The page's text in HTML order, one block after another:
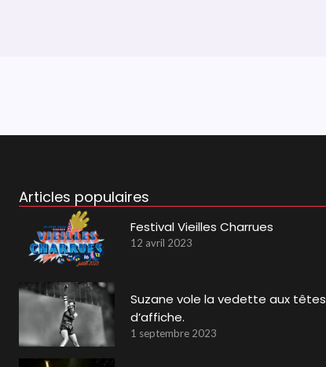
Articles populaires
Festival Vieilles Charrues
12 avril 2023
Suzane vole la vedette aux têtes
d’affiche.
1 septembre 2023